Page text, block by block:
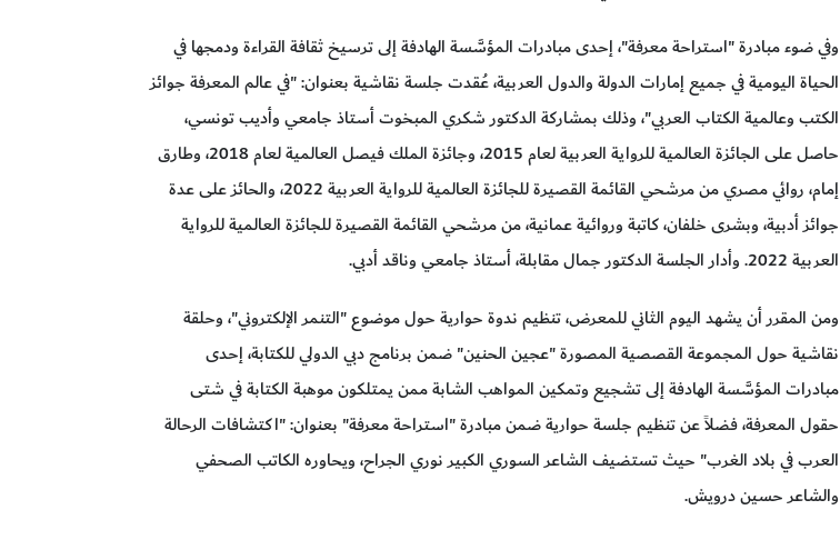
وفي ضوء مبادرة "استراحة معرفة"، إحدى مبادرات المؤسَّسة الهادفة إلى ترسيخ ثقافة القراءة ودمجها في
الحياة اليومية في جميع إمارات الدولة والدول العربية، عُقدت جلسة نقاشية بعنوان: "في عالم المعرفة جوائز
الكتب وعالمية الكتاب العربي"، وذلك بمشاركة الدكتور شكري المبخوت أستاذ جامعي وأديب تونسي،
حاصل على الجائزة العالمية للرواية العربية لعام 2015، وجائزة الملك فيصل العالمية لعام 2018، وطارق
إمام، روائي مصري من مرشحي القائمة القصيرة للجائزة العالمية للرواية العربية 2022، والحائز على عدة
جوائز أدبية، وبشرى خلفان، كاتبة وروائية عمانية، من مرشحي القائمة القصيرة للجائزة العالمية للرواية
العربية 2022. وأدار الجلسة الدكتور جمال مقابلة، أستاذ جامعي وناقد أدبي.
ومن المقرر أن يشهد اليوم الثاني للمعرض، تنظيم ندوة حوارية حول موضوع "التنمر الإلكتروني"، وحلقة
نقاشية حول المجموعة القصصية المصورة "عجين الحنين" ضمن برنامج دبي الدولي للكتابة، إحدى
مبادرات المؤسَّسة الهادفة إلى تشجيع وتمكين المواهب الشابة ممن يمتلكون موهبة الكتابة في شتى
حقول المعرفة، فضلاً عن تنظيم جلسة حوارية ضمن مبادرة "استراحة معرفة" بعنوان: "اكتشافات الرحالة
العرب في بلاد الغرب" حيث تستضيف الشاعر السوري الكبير نوري الجراح، ويحاوره الكاتب الصحفي
والشاعر حسين درويش.